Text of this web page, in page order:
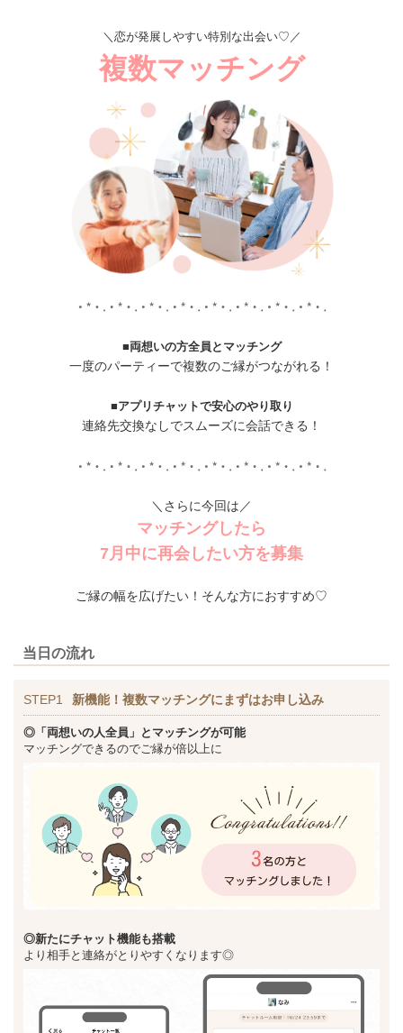
＼恋が発展しやすい特別な出会い♡／
複数マッチング
■両想いの方全員とマッチング
一度のパーティーで複数のご縁がつながれる！
■アプリチャットで安心のやり取り
連絡先交換なしでスムーズに会話できる！
＼さらに今回は／
マッチングしたら
7月中に再会したい方を募集
ご縁の幅を広げたい！そんな方におすすめ♡
当日の流れ
STEP1 新機能！複数マッチングにまずはお申し込み
◎「両想いの人全員」とマッチングが可能
マッチングできるのでご縁が倍以上に
◎新たにチャット機能も搭載
より相手と連絡がとりやすくなります◎